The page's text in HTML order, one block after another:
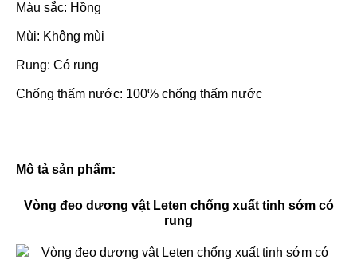
Màu sắc: Hồng
Mùi: Không mùi
Rung: Có rung
Chống thấm nước: 100% chống thấm nước
Mô tả sản phẩm:
Vòng đeo dương vật Leten chống xuất tinh sớm có
rung